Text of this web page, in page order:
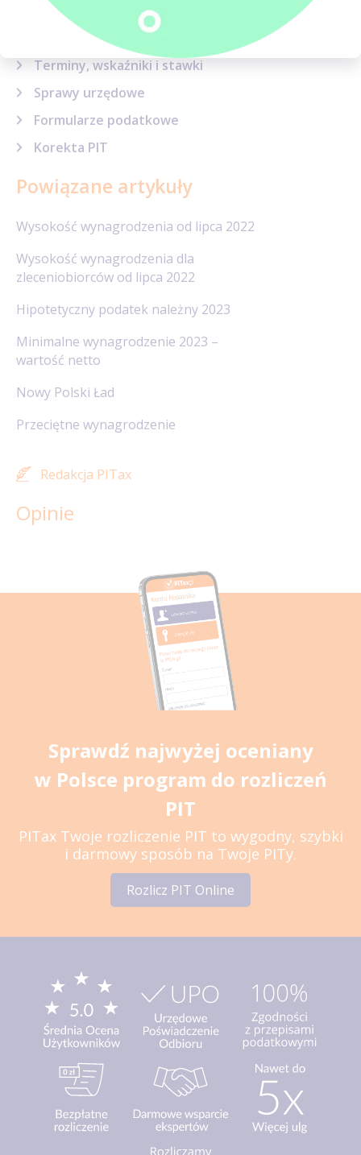
Dochody inwestycyjne
Sytuacje podatkowe
Terminy, wskaźniki i stawki
Sprawy urzędowe
Formularze podatkowe
Korekta PIT
Powiązane artykuły
Wysokość wynagrodzenia od lipca 2022
Wysokość wynagrodzenia dla
zleceniobiorców od lipca 2022
Hipotetyczny podatek należny 2023
Minimalne wynagrodzenie 2023 –
wartość netto
Nowy Polski Ład
Przeciętne wynagrodzenie
Redakcja PITax
Opinie
Sprawdź najwyżej oceniany
w Polsce program do rozliczeń
PIT
PITax Twoje rozliczenie PIT to wygodny, szybki
i darmowy sposób na Twoje PITy.
Rozlicz PIT Online